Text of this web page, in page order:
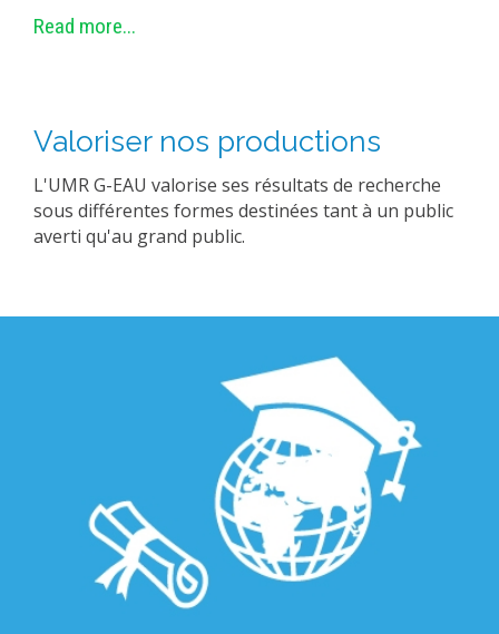
Read more...
Valoriser nos productions
L'UMR G-EAU valorise ses résultats de recherche
sous différentes formes destinées tant à un public
averti qu'au grand public.